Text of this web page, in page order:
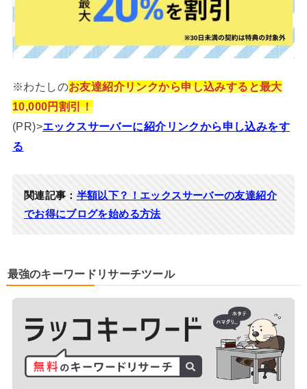
※わたしのお友達紹介リンクから申し込みすると最大
10,000円割引！
(PR)>エックスサーバーに紹介リンクから申し込みをす
る
関連記事： 半額以下？！エックスサーバーの友達紹介
でお得にブログを始める方法
最強のキーワードリサーチツール